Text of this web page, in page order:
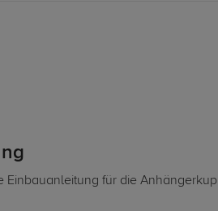
Einbauanleitung für die